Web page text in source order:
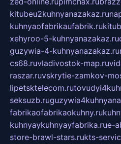
kitubeu2kuhnyanazakaz.ru
kuhnyaofabrikaufabrik.ru
xehyroo-5-kuhnyanazakaz.ru
guzywia-4-kuhnyanazakaz.ru
cs68.ruvladivostok-map.ru
raszar.ruvskrytie-zamkov-
lipetsktelecom.ru
seksuzb.ru
fabrikaofabrikaokuhny.ru
kuhnyaykuhnyayfabrika.rue-
store-brawl-stars.rukts-